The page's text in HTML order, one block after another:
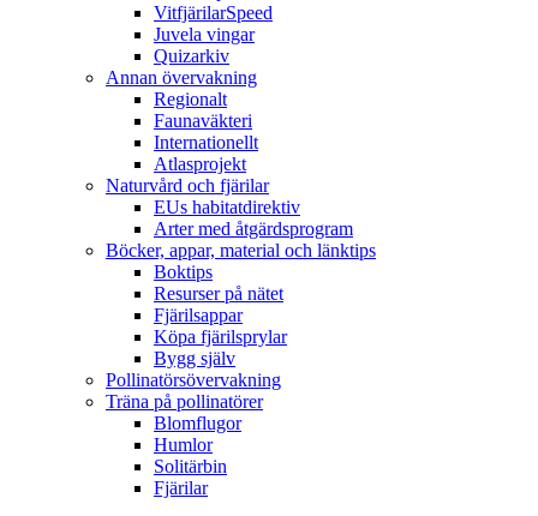
VitfjärilarSpeed
Juvela vingar
Quizarkiv
Annan övervakning
Regionalt
Faunaväkteri
Internationellt
Atlasprojekt
Naturvård och fjärilar
EUs habitatdirektiv
Arter med åtgärdsprogram
Böcker, appar, material och länktips
Boktips
Resurser på nätet
Fjärilsappar
Köpa fjärilsprylar
Bygg själv
Pollinatörsövervakning
Träna på pollinatörer
Blomflugor
Humlor
Solitärbin
Fjärilar